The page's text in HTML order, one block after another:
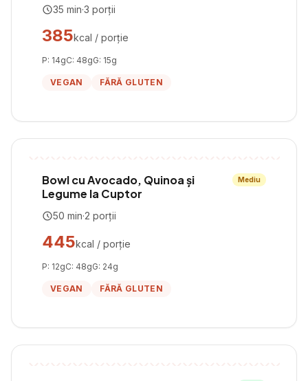
35 min·3 porții
385kcal / porție
P: 14gC: 48gG: 15g
VEGAN FĂRĂ GLUTEN
Bowl cu Avocado, Quinoa și
Legume la Cuptor
Mediu
50 min·2 porții
445kcal / porție
P: 12gC: 48gG: 24g
VEGAN FĂRĂ GLUTEN